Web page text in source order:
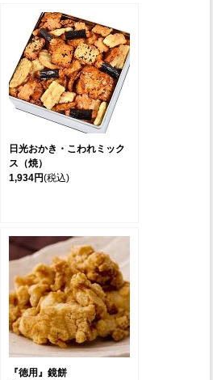
日光おかき・こわれミック
ス（焼）
1,934円(税込)
『徳用』鏡餅